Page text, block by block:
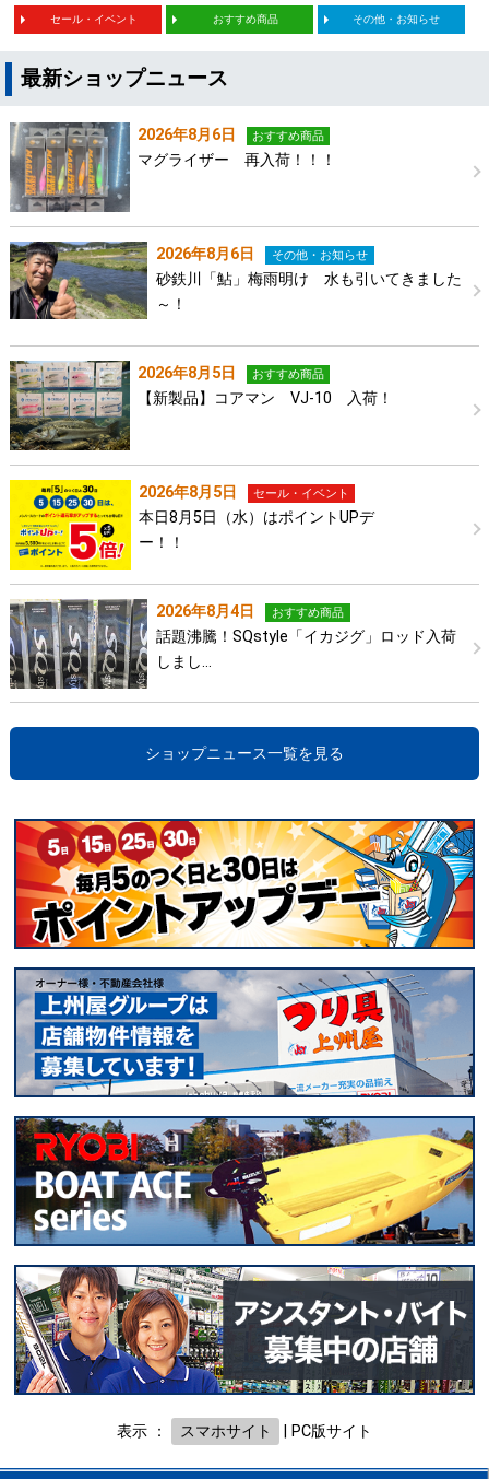
セール・イベント おすすめ商品 その他・お知らせ
最新ショップニュース
2026年8月6日 おすすめ商品
マグライザー 再入荷！！！
2026年8月6日 その他・お知らせ
砂鉄川「鮎」梅雨明け 水も引いてきました
～！
2026年8月5日 おすすめ商品
【新製品】コアマン VJ-10 入荷！
2026年8月5日 セール・イベント
本日8月5日（水）はポイントUPデ
ー！！
2026年8月4日 おすすめ商品
話題沸騰！SQstyle「イカジグ」ロッド入荷
しまし…
ショップニュース一覧を見る
表示 ： スマホサイト PC版サイト